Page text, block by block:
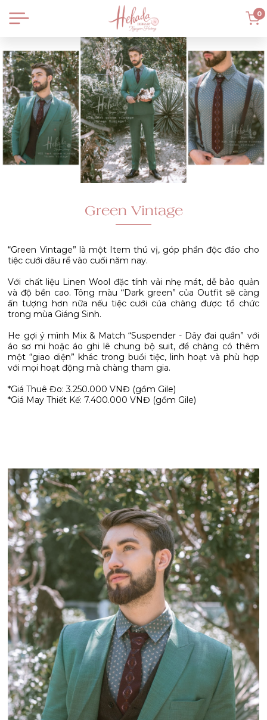
0
Green Vintage
“Green Vintage” là một Item thú vị, góp phần độc đáo cho
tiệc cưới dâu rể vào cuối năm nay.
Với chất liệu Linen Wool đặc tính vải nhẹ mát, dễ bảo quản
và độ bền cao. Tông màu “Dark green” của Outfit sẽ càng
ấn tượng hơn nữa nếu tiệc cưới của chàng được tổ chức
trong mùa Giáng Sinh.
He gợi ý mình Mix & Match “Suspender - Dây đai quần” với
áo sơ mi hoặc áo ghi lê chung bộ suit, để chàng có thêm
một “giao diện” khác trong buổi tiệc, linh hoạt và phù hợp
với mọi hoạt động mà chàng tham gia.
*Giá Thuê Đo: 3.250.000 VNĐ (gồm Gile)